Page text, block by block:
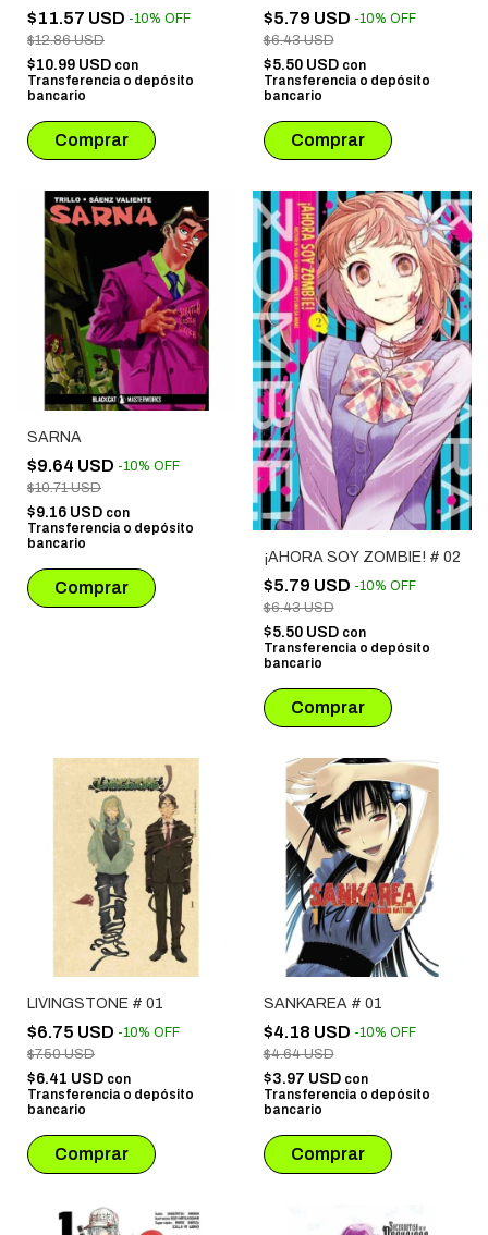
$11.57 USD -10% OFF
$12.86 USD
$10.99 USD con
Transferencia o depósito
bancario
$5.79 USD -10% OFF
$6.43 USD
$5.50 USD con
Transferencia o depósito
bancario
SARNA
$9.64 USD -10% OFF
$10.71 USD
$9.16 USD con
Transferencia o depósito
bancario
¡AHORA SOY ZOMBIE! # 02
$5.79 USD -10% OFF
$6.43 USD
$5.50 USD con
Transferencia o depósito
bancario
LIVINGSTONE # 01
$6.75 USD -10% OFF
$7.50 USD
$6.41 USD con
Transferencia o depósito
bancario
SANKAREA # 01
$4.18 USD -10% OFF
$4.64 USD
$3.97 USD con
Transferencia o depósito
bancario